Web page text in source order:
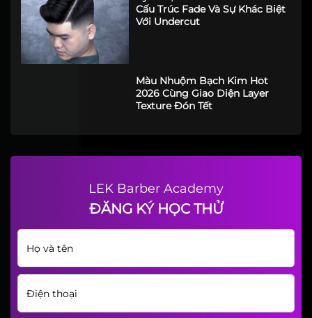
Kiểu Tóc Edgar Taper Fade
Bí Quyết Đẹp Trai Tức Thì Với
Kiểu Tóc Side Part Ngắn
Top 5 kiểu tóc Mullet nam hiện
đại dẫn đầu xu hướng 2026
Kỹ Thuật Cắt Tóc Combover Với